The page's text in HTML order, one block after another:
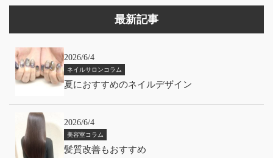
最新記事
2026/6/4
ネイルサロンコラム
夏におすすめのネイルデザイン
2026/6/4
美容室コラム
髪質改善もおすすめ